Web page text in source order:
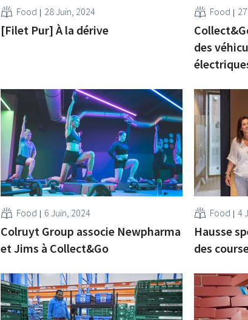
Food 28 Juin, 2024
[Filet Pur] À la dérive
Food
des
Food 6 Juin, 2024
Colruyt Group associe Newpharma
et Jims à Collect&Go
Food 4
Hausse
des